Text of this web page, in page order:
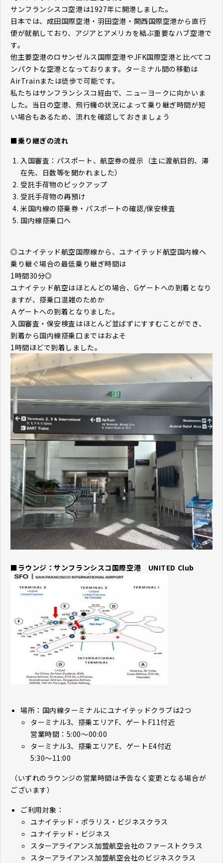
サンフランシスコ空港は1927年に開港しました。
日本では、成田国際空港・羽田空港・関西国際空港から直行
便が就航しており、アジアとアメリカを結ぶ重要なハブ空港で
す。
他主要空港のロサンゼルス国際空港やJFK国際空港と比べてコ
ンパクトな空港となっております。ターミナル間の移動は
AirTrainまたは徒歩で可能です。
私たちはサンフランシスコ経由で、ニューヨークに向かいま
した。当日の空港、飛行機の状況によって乗り継ぎ時間が短
い場合もあるため、流れを確認しておきましょう
■乗り継ぎの流れ
入国審査：パスポート、航空券の提示（主に渡航目的、滞
在先、日数等を聞かれました）
受託手荷物のピックアップ
受託手荷物の再預け
米国内線の搭乗券・パスポートの確認/保安検査
国内線搭乗口へ
◎ユナイテッド航空国際線から、ユナイテッド航空国内線へ
乗り継ぐ場合の最低乗り継ぎ時間は
1時間30分◎
ユナイテッド航空はほとんどの場合、Gゲートへの到着となり
ますが、搭乗口混雑のためか
Ａゲートへの到着となりました。
入国審査・保安検査はほとんど並ばずにすすむことができ、
到着から国内線搭乗口まではおよそ
1時間ほどで到着しました。
■ラウンジ：サンフランシスコ国際空港 UNITED Club
場所：国内線ターミナルにユナイテッドクラブは2つ
ターミナル3、搭乗エリアF、ゲートF11付近
営業時間：5:00～00:00
ターミナル3、搭乗エリアE、ゲートE4付近
5:30～11:00
（いずれのラウンジの営業時間は予告なく変更となる場合が
ございます）
ご利用対象：
ユナイテッド・ポラリス・ビジネスクラス
ユナイテッド・ビジネス
スターアライアンス加盟航空会社のファーストクラス
スターアライアンス加盟航空会社のビジネスクラス